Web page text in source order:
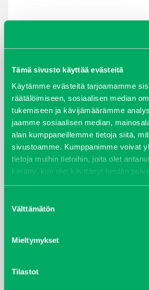
Tämä sivusto käyttää evästeitä
Käytämme evästeitä tarjoamamme
räätälöimiseen, sosiaalisen median
tukemiseen ja kävijämäärämme
jaamme sosiaalisen median,
alan kumppaneillemme tietoja siitä,
sivustoamme. Kumppanimme voivat
tietoja muihin tietoihin, joita olet
kerätty, kun olet käyttänyt heidän
lisää evästeistä sekä muuttaa
valinta
Välttämätön
Mieltymykset
Tilastot
elokuu 2024
syyskuu 2023
joulukuu 2022
huhtikuu 2022
helmikuu 2022
joulukuu 2021
lokakuu 2021